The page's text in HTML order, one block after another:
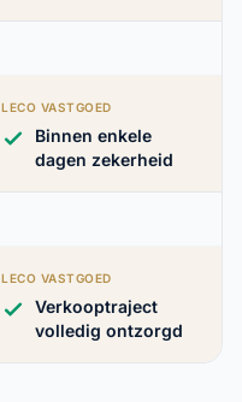
LECO VASTGOED
Binnen enkele
dagen zekerheid
LECO VASTGOED
Verkooptraject
volledig ontzorgd